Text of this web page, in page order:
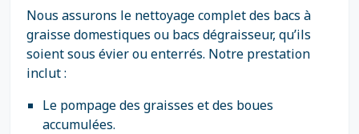
Nous assurons le nettoyage complet des bacs à
graisse domestiques ou bacs dégraisseur, qu’ils
soient sous évier ou enterrés. Notre prestation
inclut :
Le pompage des graisses et des boues
accumulées.